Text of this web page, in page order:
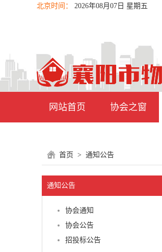
北京时间： 2026年08月07日 星期五
网站首页 协会之窗
首页 > 通知公告
通知公告
协会通知
协会公告
招投标公告